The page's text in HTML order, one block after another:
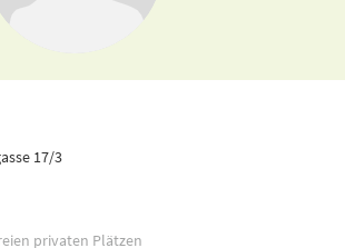
17/3
privaten Plätzen